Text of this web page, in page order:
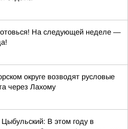
На следующей неделе —
округе возводят русловые
через Лахому
В этом году в